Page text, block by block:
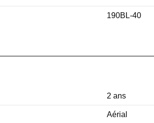
190BL-40
2 ans
Aérial